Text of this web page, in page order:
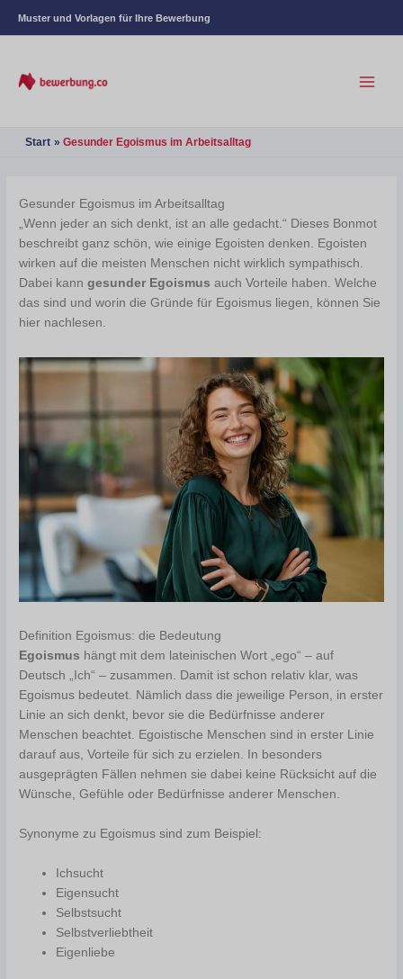
Muster und Vorlagen für Ihre Bewerbung
Start Gesunder Egoismus im Arbeitsalltag
Gesunder Egoismus im Arbeitsalltag
„Wenn jeder an sich denkt, ist an alle gedacht.“ Dieses Bonmot
beschreibt ganz schön, wie einige Egoisten denken. Egoisten
wirken auf die meisten Menschen nicht wirklich sympathisch.
Dabei kanngesunder Egoismus auch Vorteile haben. Welche
das sind und worin die Gründe für Egoismus liegen, können Sie
hier nachlesen.
Definition Egoismus: die Bedeutung
Egoismus hängt mit dem lateinischen Wort „ego“ – auf
Deutsch „Ich“ – zusammen. Damit ist schon relativ klar, was
Egoismus bedeutet. Nämlich dass die jeweilige Person, in erster
Linie an sich denkt, bevor sie die Bedürfnisse anderer
Menschen beachtet. Egoistische Menschen sind in erster Linie
darauf aus, Vorteile für sich zu erzielen. In besonders
ausgeprägten Fällen nehmen sie dabei keine Rücksicht auf die
Wünsche, Gefühle oder Bedürfnisse anderer Menschen.
Synonyme zu Egoismus sind zum Beispiel:
Ichsucht
Eigensucht
Selbstsucht
Selbstverliebtheit
Eigenliebe